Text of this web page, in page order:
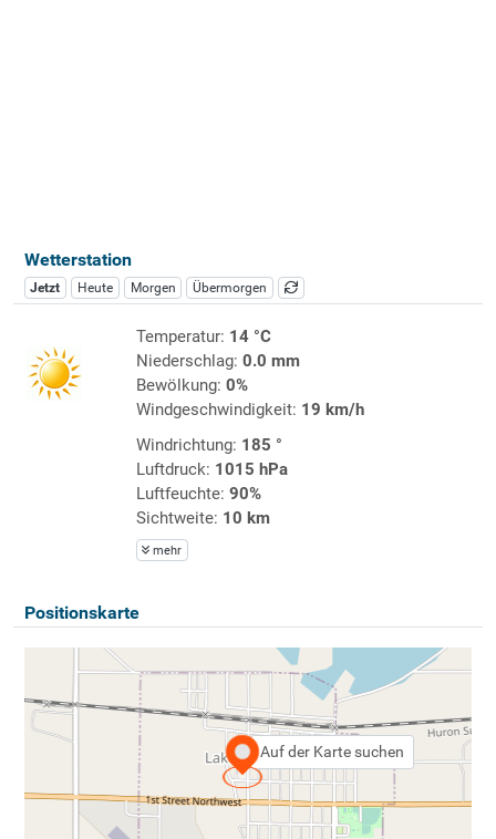
Wetterstation
Jetzt Heute Morgen Übermorgen
Temperatur: 14 °C
Niederschlag: 0.0 mm
Bewölkung: 0%
Windgeschwindigkeit: 19 km/h
Windrichtung: 185 °
Luftdruck: 1015 hPa
Luftfeuchte: 90%
Sichtweite: 10 km
mehr
Positionskarte
Auf der Karte suchen